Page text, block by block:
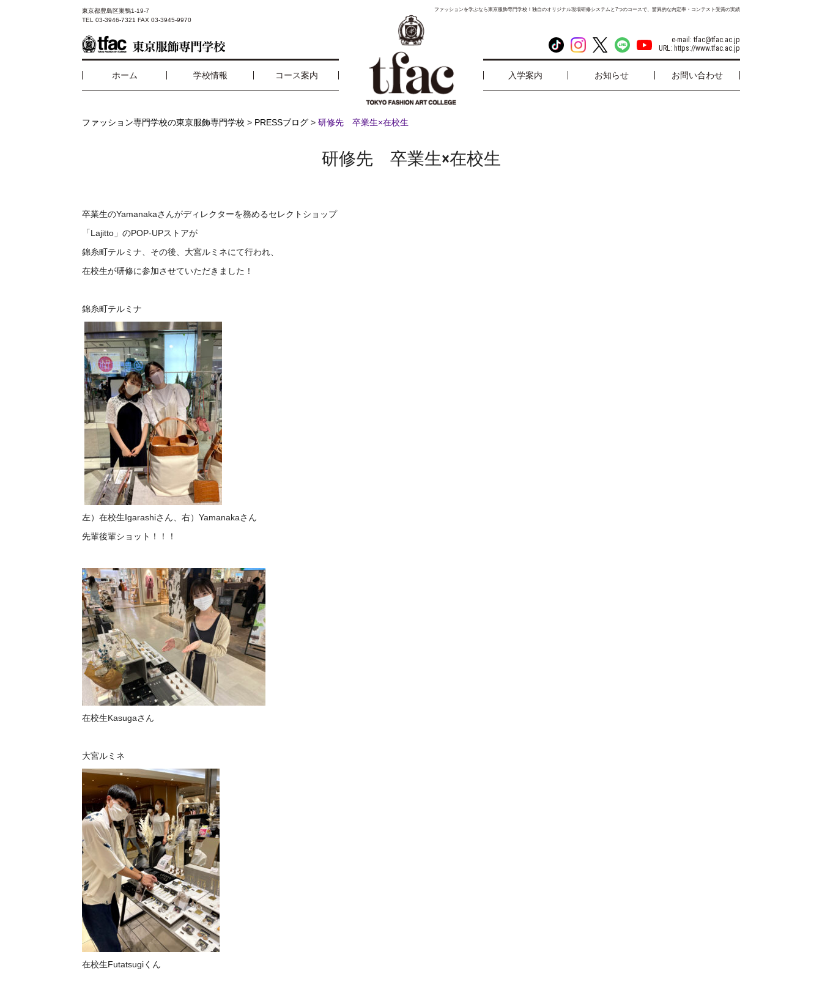
東京都豊島区巣鴨1-19-7
TEL 03-3946-7321 FAX 03-3945-9970
ファッションを学ぶなら東京服飾専門学校！独自のオリジナル現場研修システムと7つのコースで、驚異的な内定率・コンテスト受賞の実績
e-mail: tfac@tfac.ac.jp
URL: https://www.tfac.ac.jp
ホーム 学校情報 コース案内 入学案内 お知らせ お問い合わせ
ファッション専門学校の東京服飾専門学校 > PRESSブログ >研修先 卒業生×在校生
研修先 卒業生×在校生
卒業生のYamanakaさんがディレクターを務めるセレクトショップ
「Lajitto」のPOP-UPストアが
錦糸町テルミナ、その後、大宮ルミネにて行われ、
在校生が研修に参加させていただきました！
錦糸町テルミナ
左）在校生Igarashiさん、右）Yamanakaさん
先輩後輩ショット！！！
在校生Kasugaさん
大宮ルミネ
在校生Futatsugiくん